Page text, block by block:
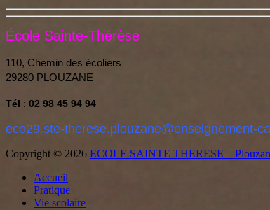
École Sainte-Thérèse
110, Chemin des écoliers
29280 PLOUZANE
Tél : 02 98 45 94 94
eco29.ste-therese.plouzane@enseignement-
Copyright © 2026 ECOLE SAINTE THERESE –
remonterAccueil
Pratique
Vie scolaire